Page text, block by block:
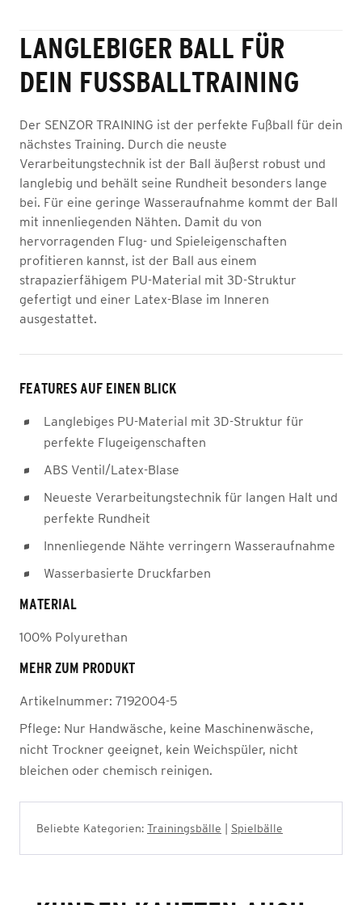
LANGLEBIGER BALL FÜR
DEIN FUSSBALLTRAINING
Der SENZOR TRAINING ist der perfekte Fußball für dein
nächstes Training. Durch die neuste
Verarbeitungstechnik ist der Ball äußerst robust und
langlebig und behält seine Rundheit besonders lange
bei. Für eine geringe Wasseraufnahme kommt der Ball
mit innenliegenden Nähten. Damit du von
hervorragenden Flug- und Spieleigenschaften
profitieren kannst, ist der Ball aus einem
strapazierfähigem PU-Material mit 3D-Struktur
gefertigt und einer Latex-Blase im Inneren
ausgestattet.
FEATURES AUF EINEN BLICK
Langlebiges PU-Material mit 3D-Struktur für
perfekte Flugeigenschaften
ABS Ventil/Latex-Blase
Neueste Verarbeitungstechnik für langen Halt und
perfekte Rundheit
Innenliegende Nähte verringern Wasseraufnahme
Wasserbasierte Druckfarben
MATERIAL
100% Polyurethan
MEHR ZUM PRODUKT
Artikelnummer: 7192004-5
Pflege: Nur Handwäsche, keine Maschinenwäsche,
nicht Trockner geeignet, kein Weichspüler, nicht
bleichen oder chemisch reinigen.
Beliebte Kategorien: Trainingsbälle Spielbälle